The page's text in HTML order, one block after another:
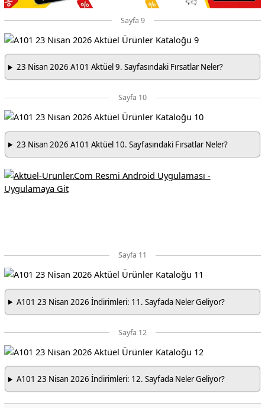
Sayfa 9
23 Nisan 2026 A101 Aktüel 9. Sayfasındaki Fırsatlar Neler?
Sayfa 10
23 Nisan 2026 A101 Aktüel 10. Sayfasındaki Fırsatlar Neler?
Sayfa 11
A101 23 Nisan 2026 İndirimleri: 11. Sayfada Neler Geliyor?
Sayfa 12
A101 23 Nisan 2026 İndirimleri: 12. Sayfada Neler Geliyor?